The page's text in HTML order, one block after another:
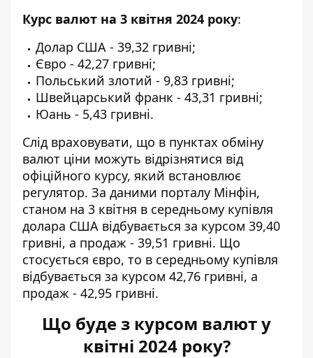
Курс валют на 3 квітня 2024 року:
Долар США - 39,32 гривні;
Євро - 42,27 гривні;
Польський злотий - 9,83 гривні;
Швейцарський франк - 43,31 гривні;
Юань - 5,43 гривні.
Слід враховувати, що в пунктах обміну
валют ціни можуть відрізнятися від
офіційного курсу, який встановлює
регулятор. За даними порталу Мінфін,
станом на 3 квітня в середньому купівля
долара США відбувається за курсом 39,40
гривні, а продаж - 39,51 гривні. Що
стосується євро, то в середньому купівля
відбувається за курсом 42,76 гривні, а
продаж - 42,95 гривні.
Що буде з курсом валют у
квітні 2024 року?